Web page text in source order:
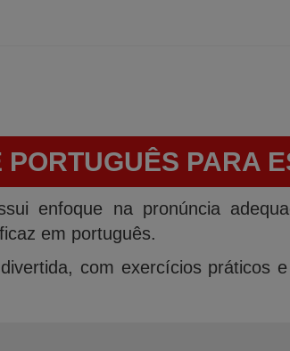
PARA
enfoque na pronúncia
em português.
com exercícios práticos